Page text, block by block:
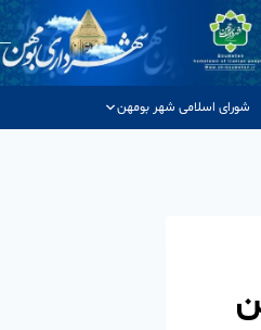
شورای اسلامی شهر بومهن